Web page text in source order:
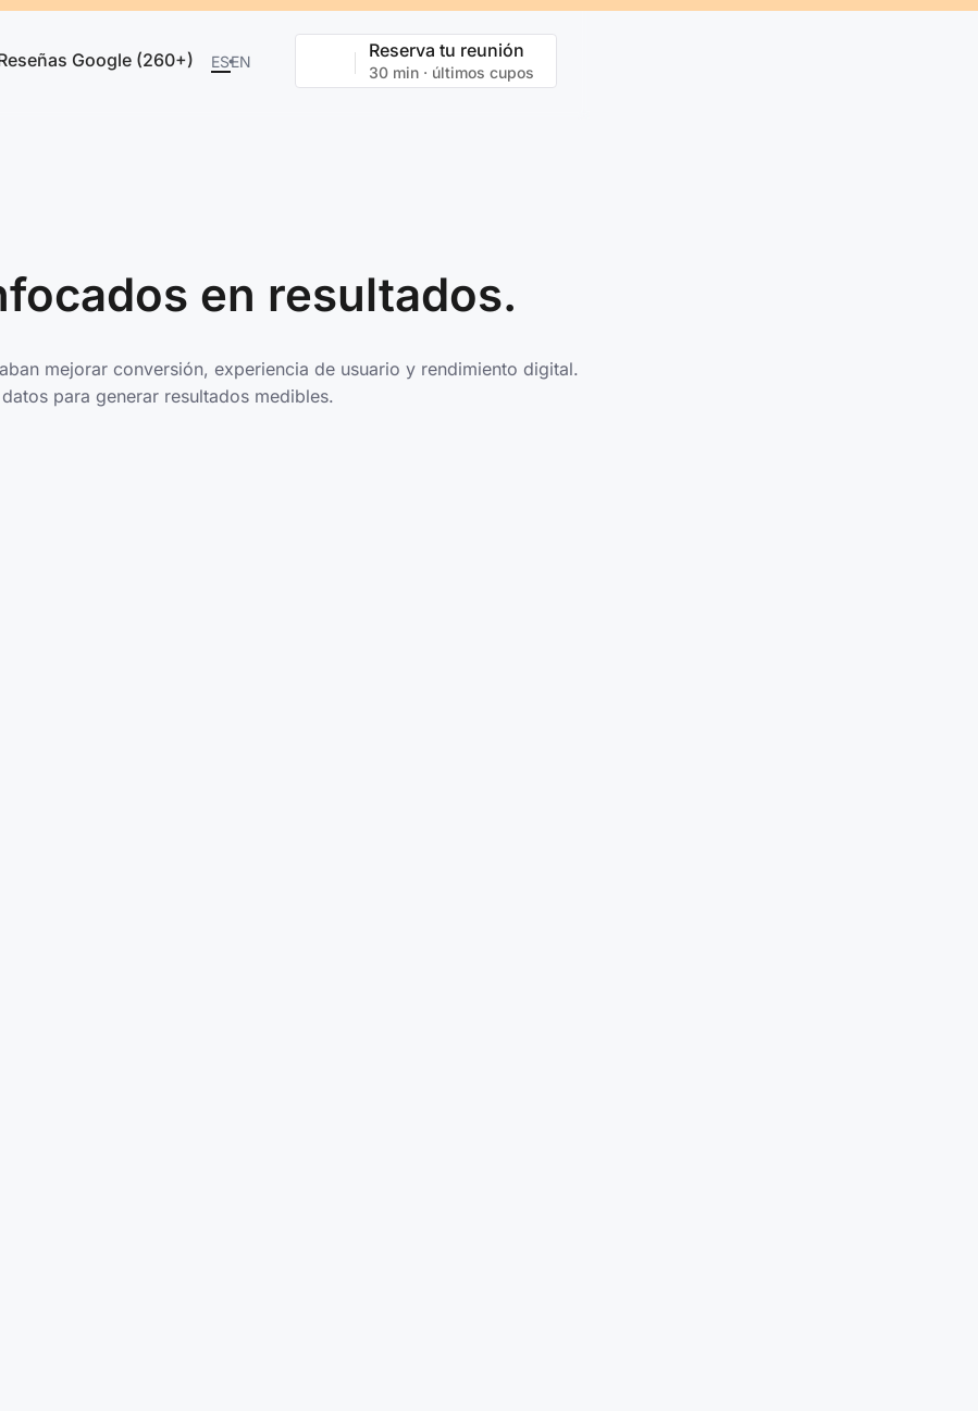
Google (260+) ESEN Reserva tu reunión
30 min · últimos cupos
en resultados.
mejorar conversión, experiencia de usuario y rendimiento digital.
para generar resultados medibles.